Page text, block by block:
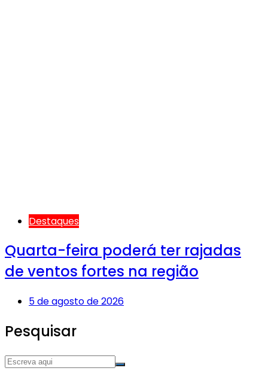
Destaques
Quarta-feira poderá ter rajadas
de ventos fortes na região
5 de agosto de 2026
Pesquisar